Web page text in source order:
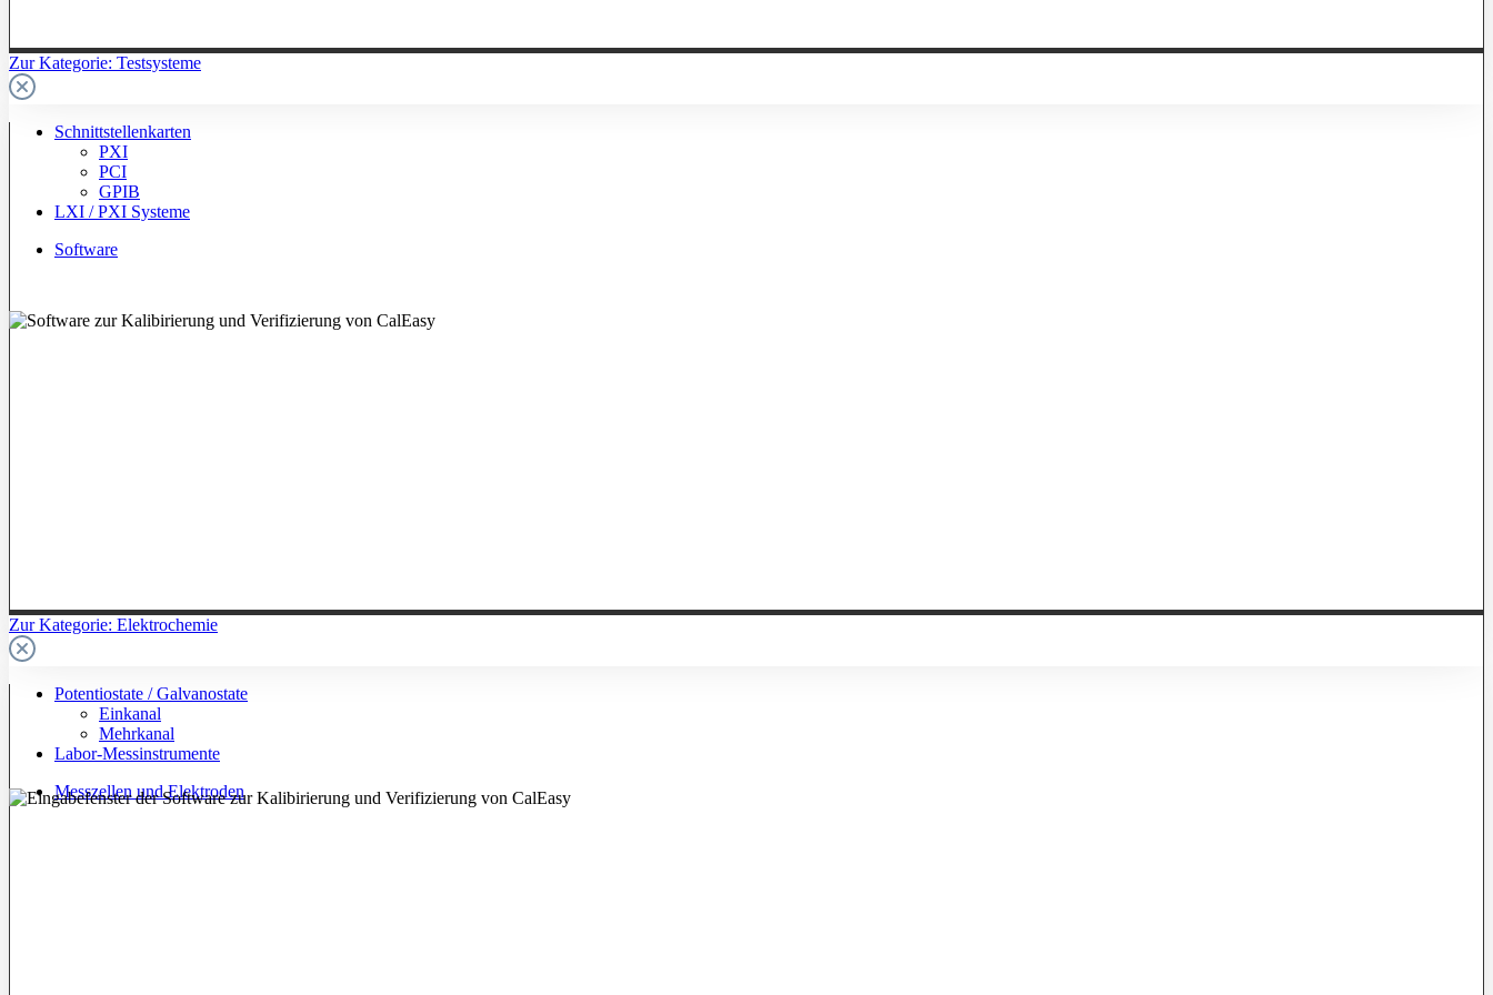
Zur Kategorie: Testsysteme
Schnittstellenkarten
PXI
PCI
GPIB
LXI / PXI Systeme
Software
Zur Kategorie: Elektrochemie
Potentiostate / Galvanostate
Einkanal
Mehrkanal
Labor-Messinstrumente
Messzellen und Elektroden